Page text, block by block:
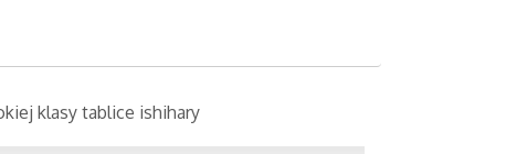
klasy tablice ishihary